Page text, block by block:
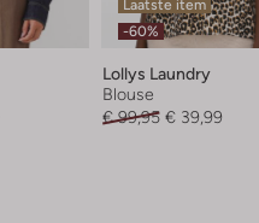
Laatste item
-60%
Lollys Laundry
Blouse
€ 99,95 € 39,99